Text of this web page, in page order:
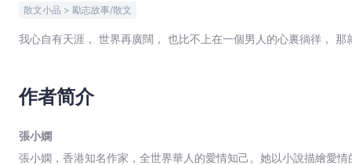
散文小品 > 勵志故事/散文
我心自有天涯， 世界再廣闊， 也比不上在一個男人的心裏徜徉， 那
作者简介
張小嫻
張小嫻，香港知名作家，全世界華人的愛情知己。她以小說描繪愛